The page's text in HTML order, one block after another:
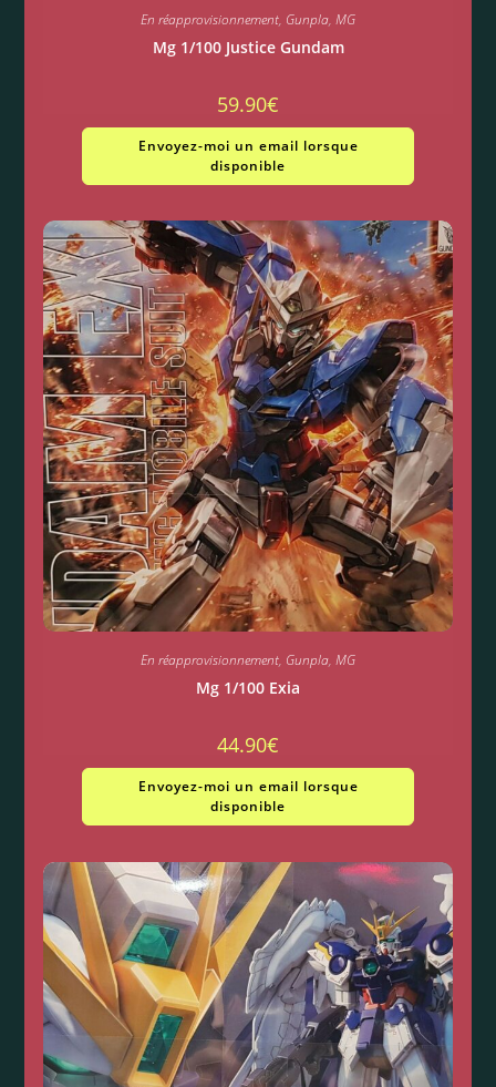
En réapprovisionnement, Gunpla, MG
Mg 1/100 Justice Gundam
59.90€
Envoyez-moi un email lorsque
disponible
En réapprovisionnement, Gunpla, MG
Mg 1/100 Exia
44.90€
Envoyez-moi un email lorsque
disponible